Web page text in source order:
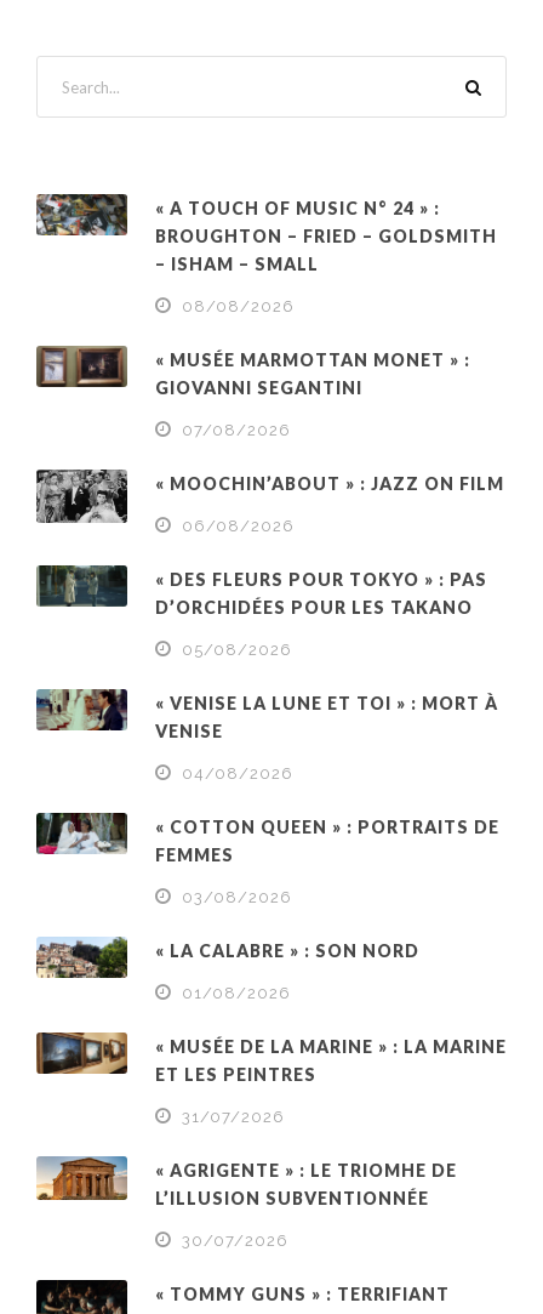
« A TOUCH OF MUSIC N° 24 » :
BROUGHTON – FRIED – GOLDSMITH
– ISHAM – SMALL
08/08/2026
« MUSÉE MARMOTTAN MONET » :
GIOVANNI SEGANTINI
07/08/2026
« MOOCHIN’ABOUT » : JAZZ ON FILM
06/08/2026
« DES FLEURS POUR TOKYO » : PAS
D’ORCHIDÉES POUR LES TAKANO
05/08/2026
« VENISE LA LUNE ET TOI » : MORT À
VENISE
04/08/2026
« COTTON QUEEN » : PORTRAITS DE
FEMMES
03/08/2026
« LA CALABRE » : SON NORD
01/08/2026
« MUSÉE DE LA MARINE » : LA MARINE
ET LES PEINTRES
31/07/2026
« AGRIGENTE » : LE TRIOMHE DE
L’ILLUSION SUBVENTIONNÉE
30/07/2026
« TOMMY GUNS » : TERRIFIANT